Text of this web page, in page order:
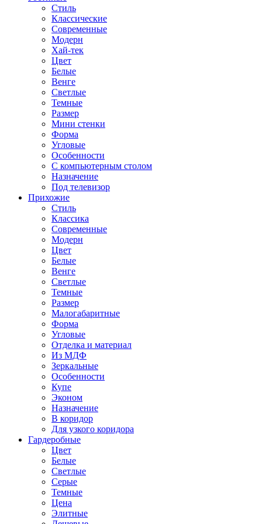
Стиль
Классические
Современные
Модерн
Хай-тек
Цвет
Белые
Венге
Светлые
Темные
Размер
Мини стенки
Форма
Угловые
Особенности
С компьютерным столом
Назначение
Под телевизор
Прихожие
Стиль
Классика
Современные
Модерн
Цвет
Белые
Венге
Светлые
Темные
Размер
Малогабаритные
Форма
Угловые
Отделка и материал
Из МДФ
Зеркальные
Особенности
Купе
Эконом
Назначение
В коридор
Для узкого коридора
Гардеробные
Цвет
Белые
Светлые
Серые
Темные
Цена
Элитные